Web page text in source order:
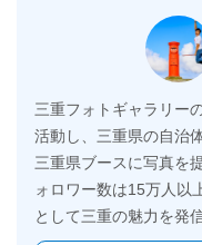
三重フォトギャラリー
活動し、三重県の自治
三重県ブースに写真を提
ォロワー数は15万人以
として三重の魅力を発信